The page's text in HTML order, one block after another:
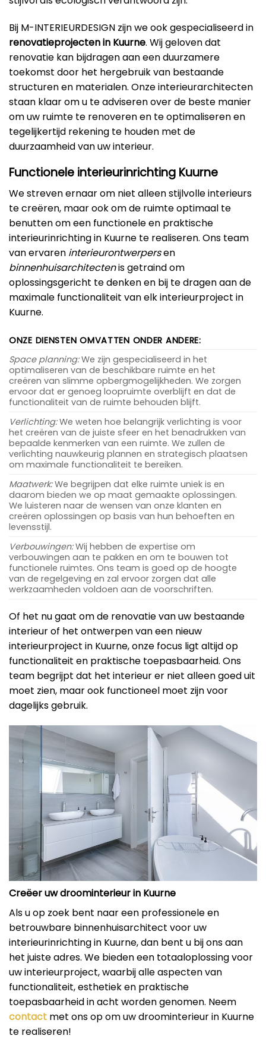
Bij M-INTERIEURDESIGN zijn we ook gespecialiseerd in
renovatieprojecten in Kuurne. Wij geloven dat
renovatie kan bijdragen aan een duurzamere
toekomst door het hergebruik van bestaande
structuren en materialen. Onze interieurarchitecten
staan klaar om u te adviseren over de beste manier
om uw ruimte te renoveren en te optimaliseren en
tegelijkertijd rekening te houden met de
duurzaamheid van uw interieur.
Functionele interieurinrichting Kuurne
We streven ernaar om niet alleen stijlvolle interieurs
te creëren, maar ook om de ruimte optimaal te
benutten om een functionele en praktische
interieurinrichting in Kuurne te realiseren. Ons team
van ervaren interieurontwerpersen
binnenhuisarchitectenis getraind om
oplossingsgericht te denken en bij te dragen aan de
maximale functionaliteit van elk interieurproject in
Kuurne.
ONZE DIENSTEN OMVATTEN ONDER ANDERE:
Space planning:We zijn gespecialiseerd in het
optimaliseren van de beschikbare ruimte en het
creëren van slimme opbergmogelijkheden. We zorgen
ervoor dat er genoeg loopruimte overblijft en dat de
functionaliteit van de ruimte behouden blijft.
Verlichting:We weten hoe belangrijk verlichting is voor
het creëren van de juiste sfeer en het benadrukken van
bepaalde kenmerken van een ruimte. We zullen de
verlichting nauwkeurig plannen en strategisch plaatsen
om maximale functionaliteit te bereiken.
Maatwerk:We begrijpen dat elke ruimte uniek is en
daarom bieden we op maat gemaakte oplossingen.
We luisteren naar de wensen van onze klanten en
creëren oplossingen op basis van hun behoeften en
levensstijl.
Verbouwingen:Wij hebben de expertise om
verbouwingen aan te pakken en om te bouwen tot
functionele ruimtes. Ons team is goed op de hoogte
van de regelgeving en zal ervoor zorgen dat alle
werkzaamheden voldoen aan de voorschriften.
Of het nu gaat om de renovatie van uw bestaande
interieur of het ontwerpen van een nieuw
interieurproject in Kuurne, onze focus ligt altijd op
functionaliteit en praktische toepasbaarheid. Ons
team begrijpt dat het interieur er niet alleen goed uit
moet zien, maar ook functioneel moet zijn voor
dagelijks gebruik.
Creëer uw droominterieur in Kuurne
Als u op zoek bent naar een professionele en
betrouwbare binnenhuisarchitect voor uw
interieurinrichting in Kuurne, dan bent u bij ons aan
het juiste adres. We bieden een totaaloplossing voor
uw interieurproject, waarbij alle aspecten van
functionaliteit, esthetiek en praktische
toepasbaarheid in acht worden genomen. Neem
contact met ons op om uw droominterieur in Kuurne
te realiseren!